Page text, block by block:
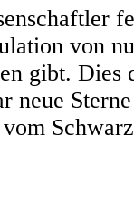
von
gibt. Dies
neue